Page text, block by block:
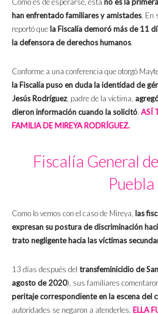
han enfrentado familiares y amistades. En
reportó que la Fiscalía demoró más de 11
la defensora de derechos humanos.
Conforme a una conferencia que otorgó
la Fiscalía puso en duda la identidad de
Jesús Rodríguez , padre de la víctima,
dieron información cuando la solicitó. ASÍ
FAMILIA DE MIREYA RODRÍGUEZ.
Fiscalía General
Puebla
Como lo vemos con el caso de Mireya, las
expresan su postura de discriminación
trato negligente hacia las víctimas
13 días después del transfeminicidio de
agosto de 2020), sus familiares
peritaje correspondiente en la escena del
autoridades se negaron a atenderles. ELLA